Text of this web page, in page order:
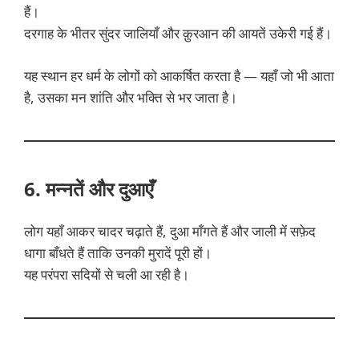
हैं।
दरगाह के भीतर सुंदर जालियाँ और क़ुरआन की आयतें उकेरी गई हैं।
यह स्थान हर धर्म के लोगों को आकर्षित करता है — यहाँ जो भी आता
है, उसका मन शांति और भक्ति से भर जाता है।
6. मन्नतें और दुआएँ
लोग यहाँ आकर चादर चढ़ाते हैं, दुआ माँगते हैं और जाली में सफ़ेद
धागा बाँधते हैं ताकि उनकी मुरादें पूरी हों।
यह परंपरा सदियों से चली आ रही है।